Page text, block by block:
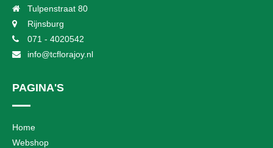
Tulpenstraat 80
Rijnsburg
071 - 4020542
info@tcflorajoy.nl
PAGINA'S
Home
Webshop